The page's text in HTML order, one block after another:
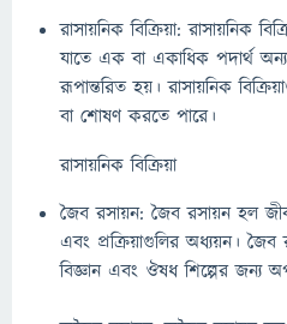
রাসায়নিক বিক্রিয়া: রাসায়নিক
যাতে এক বা একাধিক পদার্থ
রূপান্তরিত হয়। রাসায়নিক
বা শোষণ করতে পারে।
রাসায়নিক বিক্রিয়া
জৈব রসায়ন: জৈব রসায়ন হল
এবং প্রক্রিয়াগুলির অধ্যয়ন। জৈব
বিজ্ঞান এবং ঔষধ শিল্পের জন্য